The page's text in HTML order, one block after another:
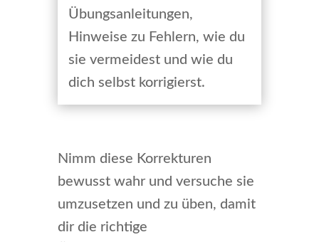
Übungsanleitungen,
Hinweise zu Fehlern, wie du
sie vermeidest und wie du
dich selbst korrigierst.
Nimm diese Korrekturen
bewusst wahr und versuche sie
umzusetzen und zu üben, damit
dir die richtige